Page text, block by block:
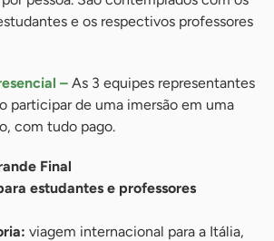
e os respectivos professores
– As 3 equipes representantes
participar de uma imersão em uma
com tudo pago.
Final
estudantes e professores
viagem internacional para a Itália,